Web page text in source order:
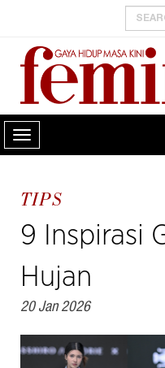
TIPS
9 Inspirasi
Hujan
20 Jan 2026